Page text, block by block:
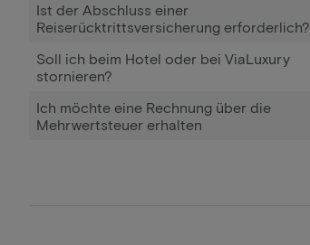
Ist der Abschluss einer
Reiserücktrittsversicherung erforderlich?
Soll ich beim Hotel oder bei ViaLuxury
stornieren?
Ich möchte eine Rechnung über die
Mehrwertsteuer erhalten